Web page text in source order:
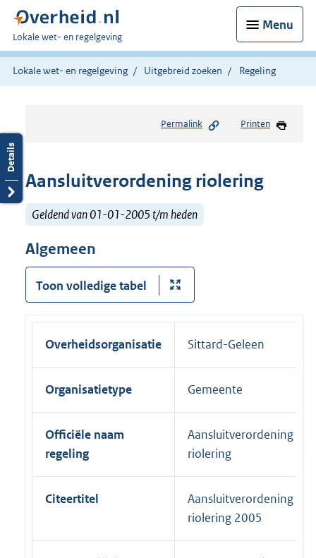
Menu
U
bent
hier:
Lokale wet- en regelgeving
Lokale wet- en regelgeving Uitgebreid zoeken Regeling
Permalink Printen
Aansluitverordening riolering
Geldend van 01-01-2005 t/m heden
Algemeen
Toon volledige tabel
Overheidsorganisatie Sittard-Geleen
Organisatietype Gemeente
Officiële naam
regeling
Aansluitverordening
riolering
Citeertitel
Aansluitverordening
riolering 2005